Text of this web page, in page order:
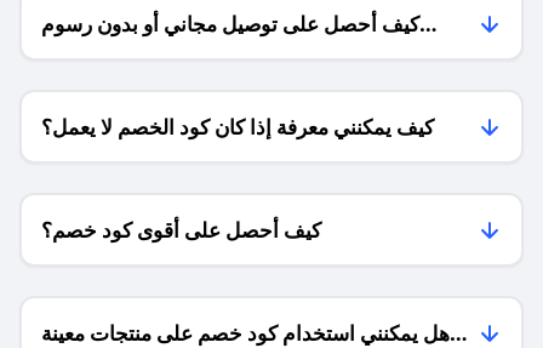
كيف أحصل على توصيل مجاني أو بدون رسوم
الشحن ؟
كيف يمكنني معرفة إذا كان كود الخصم لا يعمل؟
كيف أحصل على أقوى كود خصم؟
هل يمكنني استخدام كود خصم على منتجات معينة